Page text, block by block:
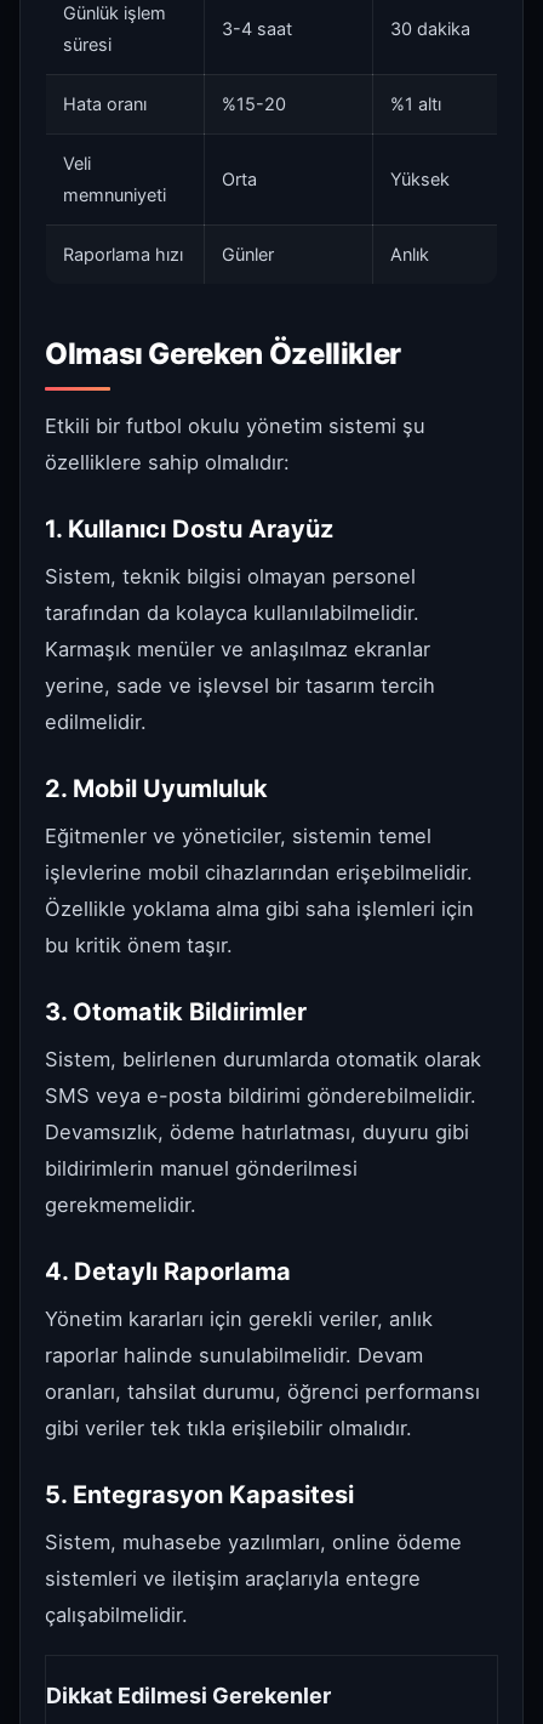
Günlük işlem
süresi
3-4 saat 30 dakika
Hata oranı %15-20 %1 altı
Veli
memnuniyeti
Orta Yüksek
Raporlama hızı Günler Anlık
Olması Gereken Özellikler
Etkili bir futbol okulu yönetim sistemi şu
özelliklere sahip olmalıdır:
1. Kullanıcı Dostu Arayüz
Sistem, teknik bilgisi olmayan personel
tarafından da kolayca kullanılabilmelidir.
Karmaşık menüler ve anlaşılmaz ekranlar
yerine, sade ve işlevsel bir tasarım tercih
edilmelidir.
2. Mobil Uyumluluk
Eğitmenler ve yöneticiler, sistemin temel
işlevlerine mobil cihazlarından erişebilmelidir.
Özellikle yoklama alma gibi saha işlemleri için
bu kritik önem taşır.
3. Otomatik Bildirimler
Sistem, belirlenen durumlarda otomatik olarak
SMS veya e-posta bildirimi gönderebilmelidir.
Devamsızlık, ödeme hatırlatması, duyuru gibi
bildirimlerin manuel gönderilmesi
gerekmemelidir.
4. Detaylı Raporlama
Yönetim kararları için gerekli veriler, anlık
raporlar halinde sunulabilmelidir. Devam
oranları, tahsilat durumu, öğrenci performansı
gibi veriler tek tıkla erişilebilir olmalıdır.
5. Entegrasyon Kapasitesi
Sistem, muhasebe yazılımları, online ödeme
sistemleri ve iletişim araçlarıyla entegre
çalışabilmelidir.
Dikkat Edilmesi Gerekenler